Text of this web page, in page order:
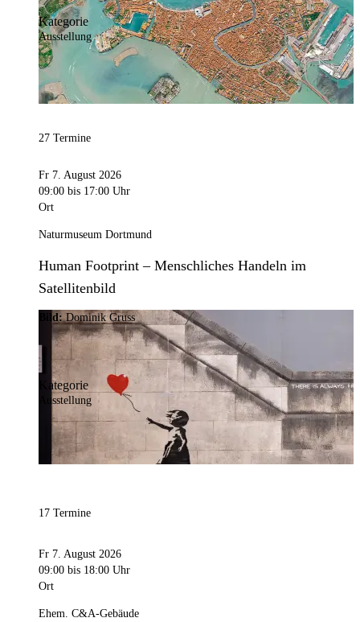
Kategorie
Ausstellung
27 Termine
Fr 7. August 2026
09:00 bis 17:00 Uhr
Ort
Naturmuseum Dortmund
Human Footprint – Menschliches Handeln im
Satellitenbild
Bild:Dominik Gruss
Kategorie
Ausstellung
17 Termine
Fr 7. August 2026
09:00 bis 18:00 Uhr
Ort
Ehem. C&A-Gebäude